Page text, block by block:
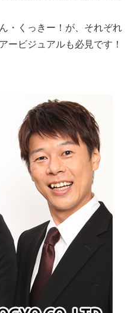
・くっきー！が、それぞれ
ービジュアルも必見です！